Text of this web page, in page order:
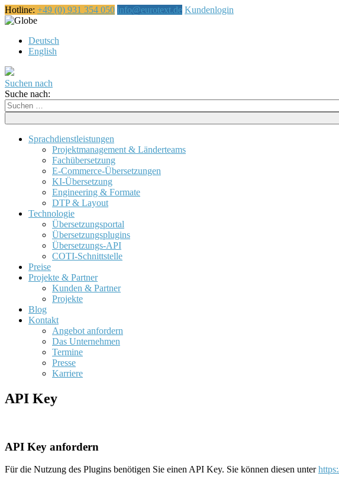
Hotline: +49 (0) 931 354 050 info@eurotext.de Kundenlogin
Deutsch
English
Suchen nach
Suche nach:
Sprachdienstleistungen
Projektmanagement & Länderteams
Fachübersetzung
E-Commerce-Übersetzungen
KI-Übersetzung
Engineering & Formate
DTP & Layout
Technologie
Übersetzungsportal
Übersetzungsplugins
Übersetzungs-API
COTI-Schnittstelle
Preise
Projekte & Partner
Kunden & Partner
Projekte
Blog
Kontakt
Angebot anfordern
Das Unternehmen
Termine
Presse
Karriere
API Key
API Key anfordern
Für die Nutzung des Plugins benötigen Sie einen API Key. Sie können diesen unter